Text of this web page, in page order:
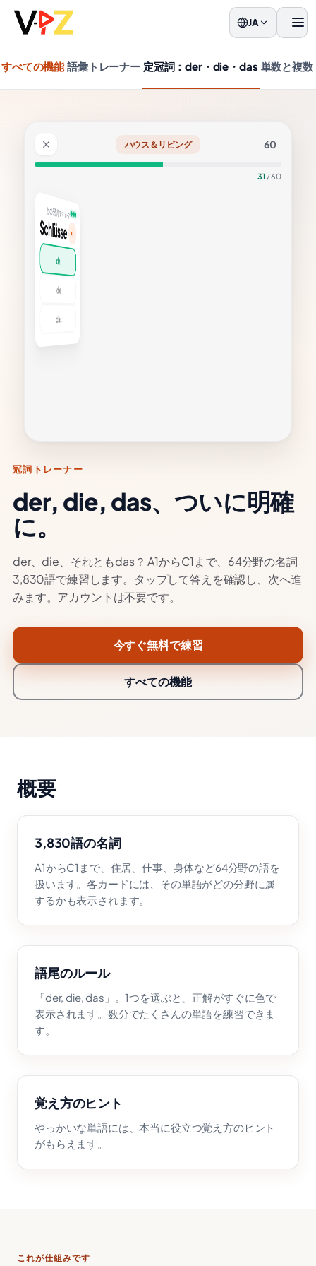
JA メ
すべての機能 語彙トレーナー 定冠詞：der・die・das 単数と複数
冠詞トレーナー
der, die, das、ついに明確
に。
der、die、それともdas？ A1からC1まで、64分野の名詞
3,830語で練習します。タップして答えを確認し、次へ進
みます。アカウントは不要です。
今すぐ無料で練習
すべての機能
ハウス＆リビング 60
31/ 60
概要
3,830語の名詞
A1からC1まで、住居、仕事、身体など64分野の語を
扱います。各カードには、その単語がどの分野に属
するかも表示されます。
語尾のルール
「der, die, das」。1つを選ぶと、正解がすぐに色で
表示されます。数分でたくさんの単語を練習できま
す。
覚え方のヒント
やっかいな単語には、本当に役立つ覚え方のヒント
がもらえます。
これが仕組みです